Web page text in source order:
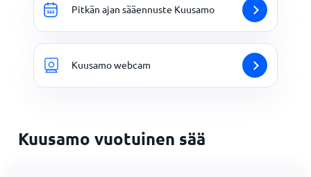
Pitkän ajan sääennuste Kuusamo
Kuusamo webcam
Kuusamo vuotuinen sää